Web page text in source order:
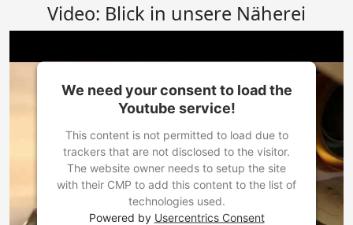
Video: Blick in unsere Näherei
We need your consent to load the
Youtube service!
This content is not permitted to load due to
trackers that are not disclosed to the visitor.
The website owner needs to setup the site
with their CMP to add this content to the list of
technologies used.
Powered by Usercentrics Consent